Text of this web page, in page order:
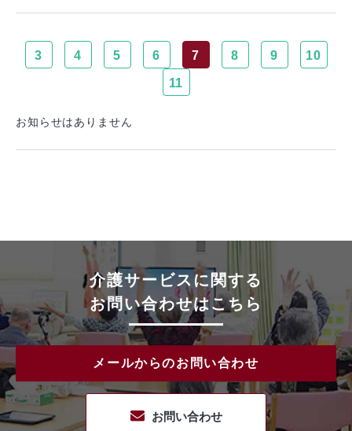
3 4 5 6 7 8 9 10
11
お知らせはありません
介護サービスに関する
お問い合わせはこちら
メールからのお問い合わせ
お問い合わせ